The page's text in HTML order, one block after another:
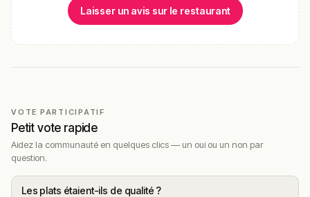
Laisser un avis sur le restaurant
VOTE PARTICIPATIF
Petit vote rapide
Aidez la communauté en quelques clics — un oui ou un non par
question.
Les plats étaient-ils de qualité ?